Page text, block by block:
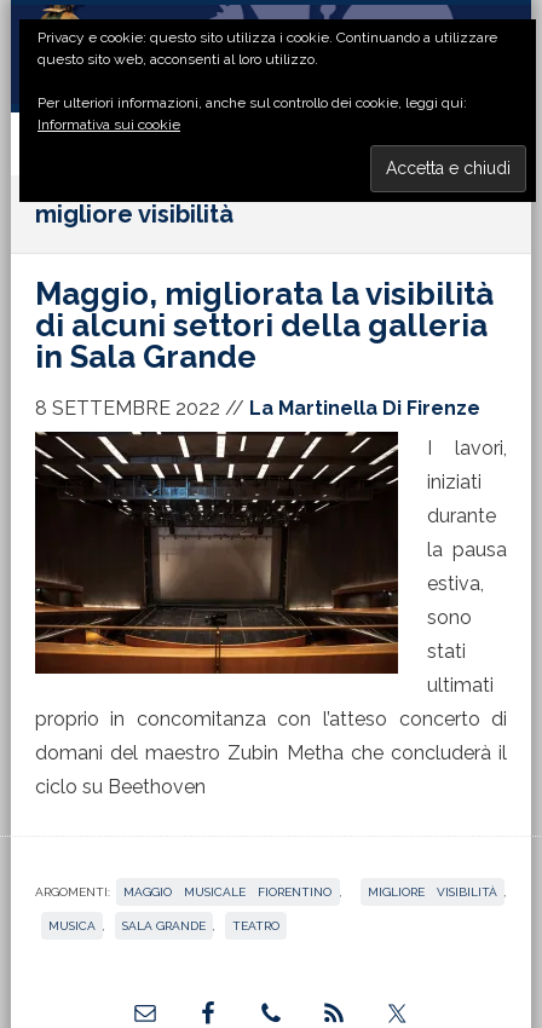
Passa
primaria
Passa
principale
Passa
laterale
Passa
di
migliore visibilità
Maggio, migliorata la visibilità
di alcuni settori della galleria
in Sala Grande
8 SETTEMBRE 2022 // La Martinella Di Firenze
I lavori,
iniziati
durante
la pausa
estiva,
sono
stati
ultimati
proprio in concomitanza con l’atteso concerto di
domani del maestro Zubin Metha che concluderà il
ciclo su Beethoven
ARGOMENTI: MAGGIO MUSICALE FIORENTINO MIGLIORE VISIBILITÀ
MUSICA SALA GRANDE TEATRO
Privacy e cookie: questo sito utilizza i cookie. Continuando a utilizzare
questo sito web, acconsenti al loro utilizzo.
Per ulteriori informazioni, anche sul controllo dei cookie, leggi qui:
Informativa sui cookie